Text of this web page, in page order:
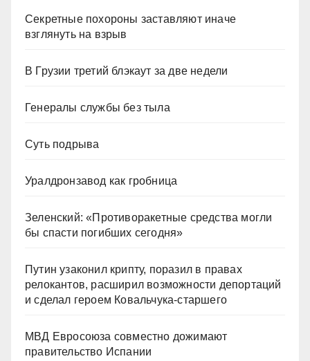
Секретные похороны заставляют иначе
взглянуть на взрыв
В Грузии третий блэкаут за две недели
Генералы службы без тыла
Суть подрыва
Уралдронзавод как гробница
Зеленский: «Противоракетные средства могли
бы спасти погибших сегодня»
Путин узаконил крипту, поразил в правах
релокантов, расширил возможности депортаций
и сделал героем Ковальчука-старшего
МВД Евросоюза совместно дожимают
правительство Испании